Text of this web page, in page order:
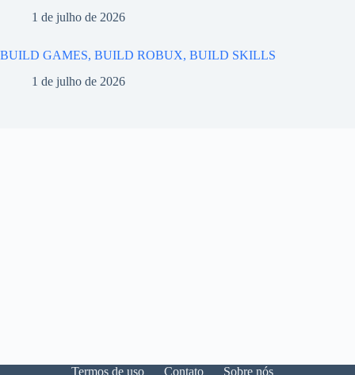
1 de julho de 2026
BUILD GAMES, BUILD ROBUX, BUILD SKILLS
1 de julho de 2026
Termos de uso Contato Sobre nós